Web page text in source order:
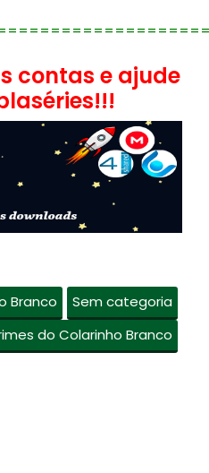
contas e ajude
Branco
Sem categoria
do Colarinho Branco